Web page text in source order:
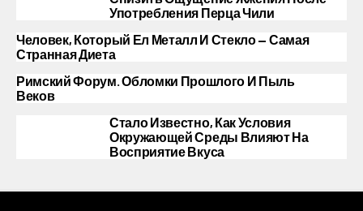
Употребления Перца Чили
Человек, Который Ел Металл И Стекло — Самая
Странная Диета
Римский Форум. Обломки Прошлого И Пыль
Веков
Стало Известно, Как Условия
Окружающей Среды Влияют На
Восприятие Вкуса